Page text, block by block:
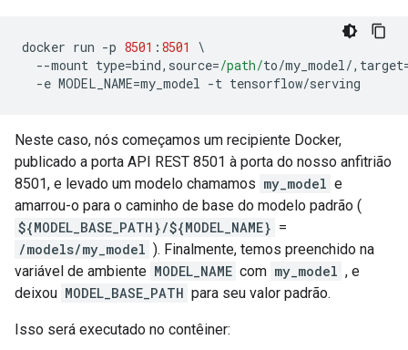
docker run -p 8501 : 8501
\
--mount type=bind, source=/path/to/my_model/, target
-e MODEL_NAME=my_model -t tensorflow/serving
Neste caso, nós começamos um recipiente Docker,
publicado a porta API REST 8501 à porta do nosso anfitrião
8501, e levado um modelo chamamos my_model e
amarrou-o para o caminho de base do modelo padrão (
${MODEL_BASE_PATH}/${MODEL_NAME} =
/models/my_model ). Finalmente, temos preenchido na
variável de ambiente MODEL_NAME com my_model , e
deixou MODEL_BASE_PATH para seu valor padrão.
Isso será executado no contêiner: